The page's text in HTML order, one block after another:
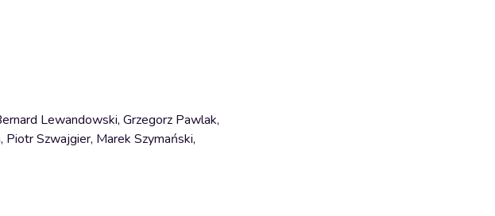
Lewandowski, Grzegorz Pawlak,
Szwajgier, Marek Szymański,